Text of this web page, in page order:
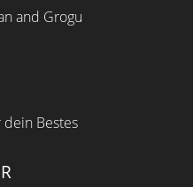
and Grogu
Bestes